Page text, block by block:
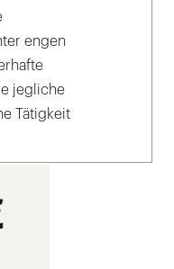
engen
jegliche
Tätigkeit